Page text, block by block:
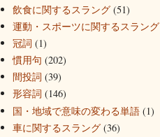
飲食に関するスラング (51)
運動・スポーツに関するスラング
冠詞 (1)
慣用句 (202)
間投詞 (39)
形容詞 (146)
国・地域で意味の変わる単語 (1)
車に関するスラング (36)